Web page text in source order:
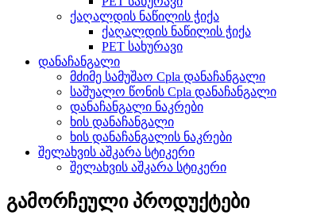
ქაღალდის ნაწილის ჭიქა
ქაღალდის ნაწილის ჭიქა
PET სახურავი
დანაჩანგალი
მძიმე სამუშაო Cpla დანაჩანგალი
საშუალო წონის Cpla დანაჩანგალი
დანაჩანგალი ნაკრები
ხის დანაჩანგალი
ხის დანაჩანგალის ნაკრები
შელახვის აშკარა სტიკერი
შელახვის აშკარა სტიკერი
გამორჩეული პროდუქტები